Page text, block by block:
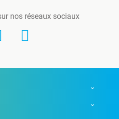
nos réseaux sociaux